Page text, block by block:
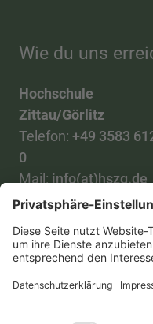
Wie du uns
Hochschule
Zittau/Görlitz
Telefon: +49 3583
0
Mail: info(at)hszg.de
Alle Studiengänge